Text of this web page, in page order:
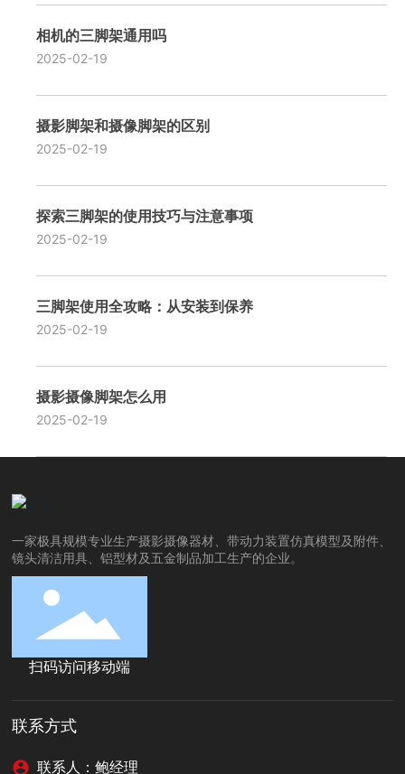
相机的三脚架通用吗
2025-02-19
摄影脚架和摄像脚架的区别
2025-02-19
探索三脚架的使用技巧与注意事项
2025-02-19
三脚架使用全攻略：从安装到保养
2025-02-19
摄影摄像脚架怎么用
2025-02-19
一家极具规模专业生产摄影摄像器材、带动力装置仿真模型及附件、
镜头清洁用具、铝型材及五金制品加工生产的企业。
扫码访问移动端
联系方式
联系人：鲍经理